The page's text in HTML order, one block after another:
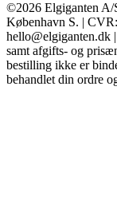
©2026 Elgiganten A/
København S. |
hello@elgiganten.dk
samt afgifts- og
bestilling ikke er
behandlet din ordre